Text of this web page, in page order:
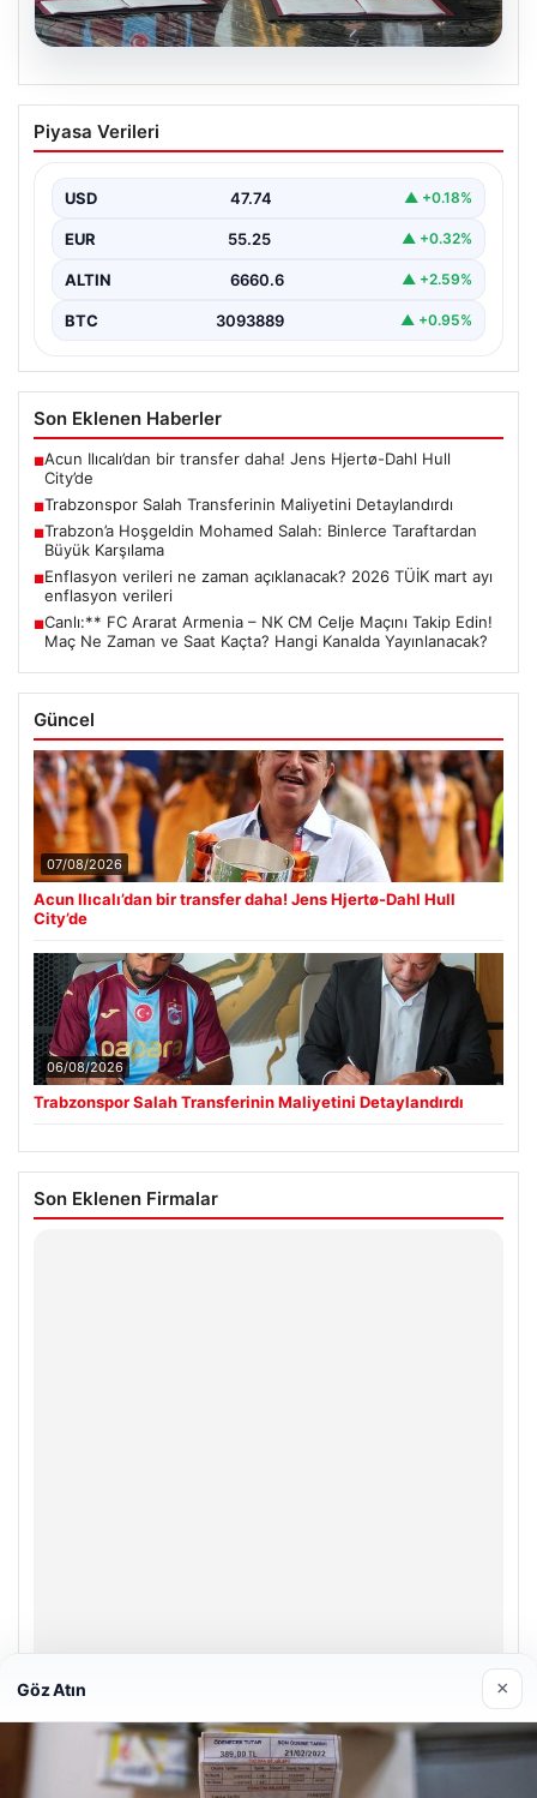
Trabzonspor Salah Transferinin
Maliyetini Detaylandırdı
uyandıran Mohamed Salah transferiyle ilgili maliyet
detaylarını…
Piyasa Verileri
USD 47.74 ▲ +0.18%
EUR 55.25 ▲ +0.32%
ALTIN 6660.6 ▲ +2.59%
BTC 3093889 ▲ +0.95%
Son Eklenen Haberler
■Acun Ilıcalı’dan bir transfer daha! Jens Hjertø-Dahl Hull
City’de
■Trabzonspor Salah Transferinin Maliyetini Detaylandırdı
■Trabzon’a Hoşgeldin Mohamed Salah: Binlerce Taraftardan
Büyük Karşılama
■Enflasyon verileri ne zaman açıklanacak? 2026 TÜİK mart ayı
enflasyon verileri
■Canlı:** FC Ararat Armenia – NK CM Celje Maçını Takip Edin!
Maç Ne Zaman ve Saat Kaçta? Hangi Kanalda Yayınlanacak?
Güncel
07/08/2026
Acun Ilıcalı’dan bir transfer daha! Jens Hjertø-Dahl Hull
City’de
06/08/2026
Trabzonspor Salah Transferinin Maliyetini Detaylandırdı
Son Eklenen Firmalar
Enes Kaplan Avukatlık Bürosu
28/04/2026
Göz Atın ×